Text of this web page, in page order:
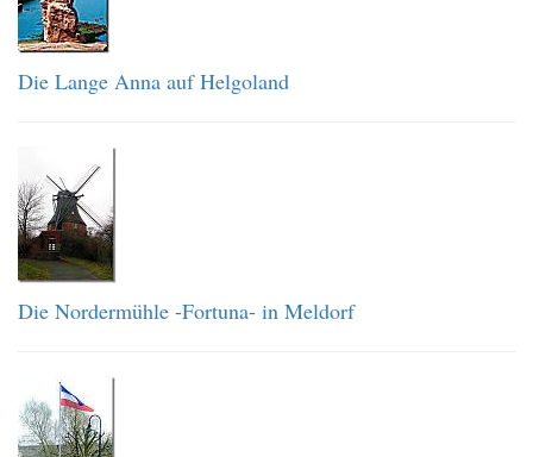
Die Lange Anna auf Helgoland
Die Nordermühle -Fortuna- in Meldorf